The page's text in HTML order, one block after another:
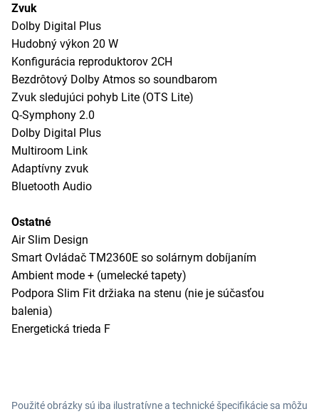
Zvuk
Dolby Digital Plus
Hudobný výkon 20 W
Konfigurácia reproduktorov 2CH
Bezdrôtový Dolby Atmos so soundbarom
Zvuk sledujúci pohyb Lite (OTS Lite)
Q-Symphony 2.0
Dolby Digital Plus
Multiroom Link
Adaptívny zvuk
Bluetooth Audio
Ostatné
Air Slim Design
Smart Ovládač TM2360E so solárnym dobíjaním
Ambient mode + (umelecké tapety)
Podpora Slim Fit držiaka na stenu (nie je súčasťou
balenia)
Energetická trieda F
Použité obrázky sú iba ilustratívne a technické špecifikácie sa môžu